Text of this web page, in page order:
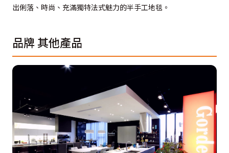
出俐落、時尚、充滿獨特法式魅力的半手工地毯。
品牌其他產品